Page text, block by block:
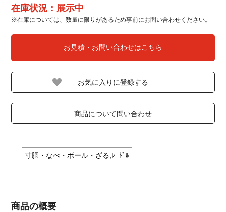
在庫状況：展示中
※在庫については、数量に限りがあるため事前にお問い合わせください。
お見積・お問い合わせはこちら
商品について問い合わせ
寸胴・なべ・ボール・ざる,ﾚｰﾄﾞﾙ
商品の概要